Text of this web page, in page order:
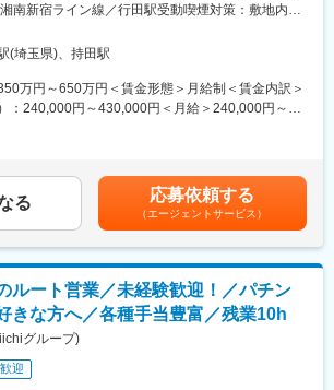
】
っております。■新築の綺麗なオフィスです。壁を
パーテーションで区切った開放的な空間のため社
ーションが活発です。■数々のドラマや、テレビ局
の様々な撮影現場で弊社製品が使用されており、
間見ることが出来ます
products/introduce/introduce.html
社の定める業務
営業エリアは日本全国が対象となります。
、本社(埼玉県行田市)への出社となりますが、
神奈川エリアを中心に全国に営業となります。
はなく、西日本へ宿泊を伴う出張も発生いたしま
ステム、アクティブコンポーネント、パッシブコ
検査装置の受注につなげる営業活動。
航空機用レーダーシステム、研究所で使用される
／完全週休二日制
社（行田市）に出勤し、会議等に参加していただ
南新宿ライン線／行田駅受動喫煙対策：敷地内全
囲：会社の定める事業所（リモートワーク含む）
(埼玉県)、持田駅
万円～650万円＜賃金形態＞月給制＜賃金内訳＞
：240,000円～430,000円＜月給＞240,000円～
、選考を通じて上下する可能性があります。月給
当を含めた表記です。
る 応募依頼する
（エージェントサービス）
ルート営業／未経験歓迎！／パチン
きな方へ／各種手当豊富／残業10h
グループ)
迎